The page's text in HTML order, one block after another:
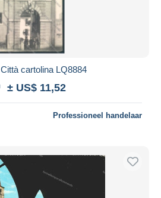
cartolina LQ8884
± US$ 11,52
Professioneel handelaar